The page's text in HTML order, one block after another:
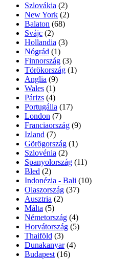
Szlovákia (2)
New York (2)
Balaton (68)
Svájc (2)
Hollandia (3)
Nógrád (1)
Finnország (3)
Törökország (1)
Anglia (9)
Wales (1)
Párizs (4)
Portugália (17)
London (7)
Franciaország (9)
Izland (7)
Görögország (1)
Szlovénia (2)
Spanyolország (11)
Bled (2)
Indonézia - Bali (10)
Olaszország (37)
Ausztria (2)
Málta (5)
Németország (4)
Horvátország (5)
Thaiföld (3)
Dunakanyar (4)
Budapest (16)